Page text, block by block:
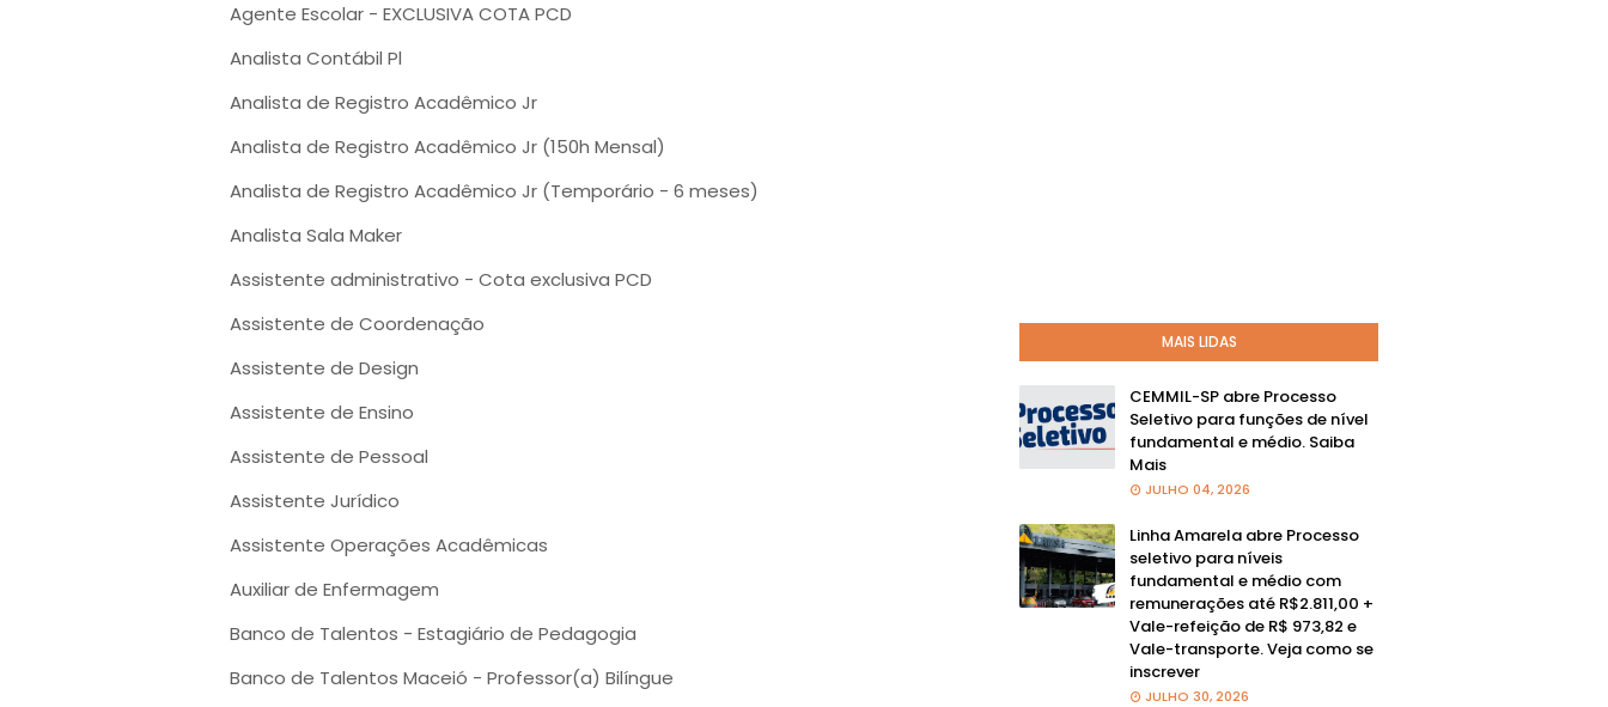
Agente Escolar - EXCLUSIVA COTA PCD
Analista Contábil Pl
Analista de Registro Acadêmico Jr
Analista de Registro Acadêmico Jr (150h Mensal)
Analista de Registro Acadêmico Jr (Temporário - 6 meses)
Analista Sala Maker
Assistente administrativo - Cota exclusiva PCD
Assistente de Coordenação
Assistente de Design
Assistente de Ensino
Assistente de Pessoal
Assistente Jurídico
Assistente Operações Acadêmicas
Auxiliar de Enfermagem
Banco de Talentos - Estagiário de Pedagogia
Banco de Talentos Maceió - Professor(a) Bilíngue
MAIS LIDAS
CEMMIL-SP abre Processo
Seletivo para funções de nível
fundamental e médio. Saiba
Mais
JULHO 04, 2026
Linha Amarela abre Processo
seletivo para níveis
fundamental e médio com
remunerações até R$2.811,00 +
Vale-refeição de R$ 973,82 e
Vale-transporte. Veja como se
inscrever
JULHO 30, 2026